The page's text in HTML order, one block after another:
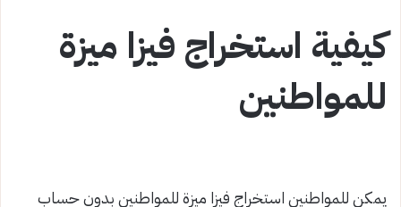
كيفية استخراج فيزا ميزة
للمواطنين
يمكن للمواطنين استخراج فيزا ميزة للمواطنين بدون حساب